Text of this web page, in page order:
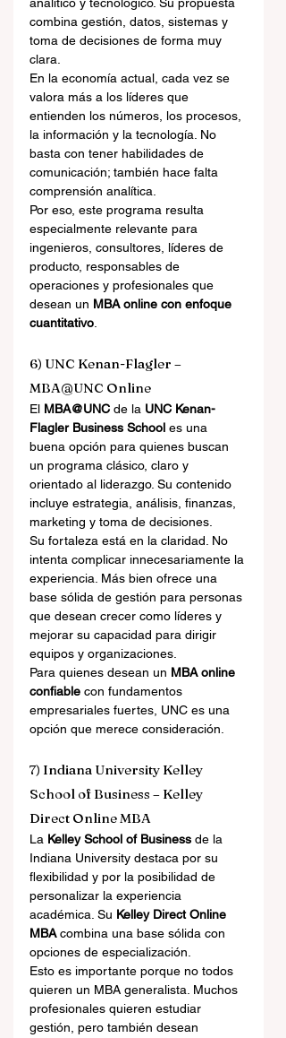
combina gestión, datos, sistemas y
toma de decisiones de forma muy
clara.
En la economía actual, cada vez se
valora más a los líderes que
entienden los números, los procesos,
la información y la tecnología. No
basta con tener habilidades de
comunicación; también hace falta
comprensión analítica.
Por eso, este programa resulta
especialmente relevante para
ingenieros, consultores, líderes de
producto, responsables de
operaciones y profesionales que
desean un MBA online con enfoque
cuantitativo
6) UNC Kenan-Flagler –
MBA@UNC Online
El MBA@UNC de la UNC Kenan-
Flagler Business School es una
buena opción para quienes buscan
un programa clásico, claro y
orientado al liderazgo. Su contenido
incluye estrategia, análisis, finanzas,
marketing y toma de decisiones.
Su fortaleza está en la claridad. No
intenta complicar innecesariamente la
experiencia. Más bien ofrece una
base sólida de gestión para personas
que desean crecer como líderes y
mejorar su capacidad para dirigir
equipos y organizaciones.
Para quienes desean un MBA online
confiable con fundamentos
empresariales fuertes, UNC es una
opción que merece consideración.
7) Indiana University Kelley
School of Business – Kelley
Direct Online MBA
La Kelley School of Business de la
Indiana University destaca por su
flexibilidad y por la posibilidad de
personalizar la experiencia
académica. Su Kelley Direct Online
MBA combina una base sólida con
opciones de especialización.
Esto es importante porque no todos
quieren un MBA generalista. Muchos
profesionales quieren estudiar
gestión, pero también desean